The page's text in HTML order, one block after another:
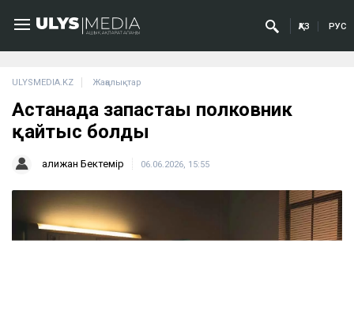
ҚАЗ РУС
ULYSMEDIA.KZ Жаңалықтар
Астанада запастағы полковник
қайтыс болды
Қалижан Бектемір 06.06.2026, 15:55